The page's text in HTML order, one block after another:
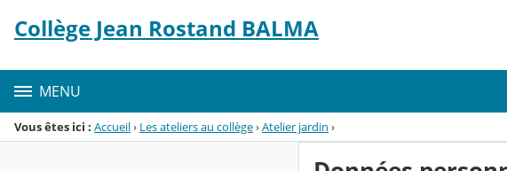
Menu de la rubrique
Contenu
Collège Jean Rostand BALMA
MENU
Vous êtes ici : Accueil› Les ateliers au collège›Atelier jardin ›